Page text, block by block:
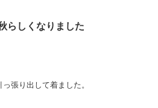
らしくなりました
張り出して着ました。